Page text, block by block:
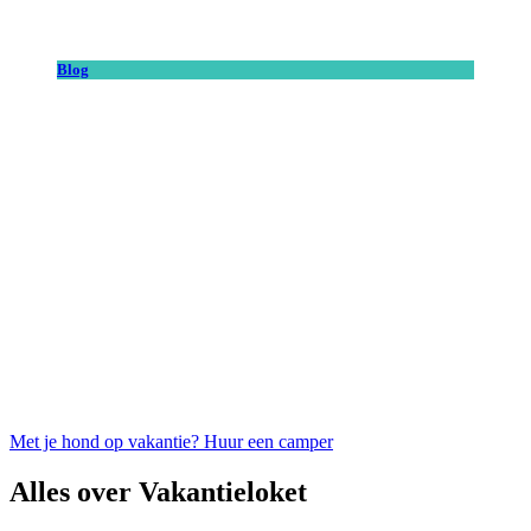
Blog
Met je hond op vakantie? Huur een camper
Alles over Vakantieloket